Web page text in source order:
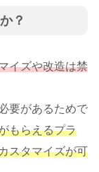
？
イズや改造は禁
要があるためで
もらえるプラ
スタマイズが可